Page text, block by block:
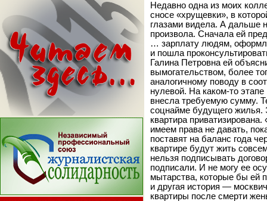
Недавно одна из моих
сносе «хрущевки», в
глазами видела. А дальше
произвола. Сначала ей
… зарплату людям,
и пошла
Галина Петровна ей
вымогательством, более
аналогичному поводу в
нулевой. На каком-то
внесла требуемую сумму.
соцнайме будущего жилья.
квартира
имеем права не давать,
поставят на баланс года
квартире будут жить
нельзя подписывать
подписали. И не могу ее
мытарства, которые бы ей
и другая история —
квартиры после смерти